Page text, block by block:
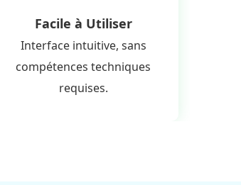
Facile à Utiliser
Interface intuitive, sans
compétences techniques
requises.